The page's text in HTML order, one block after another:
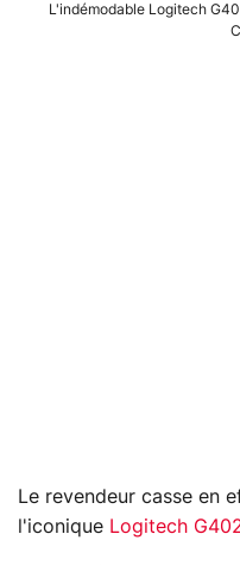
L'indémodable Logitech
Le revendeur casse en
l'iconique Logitech